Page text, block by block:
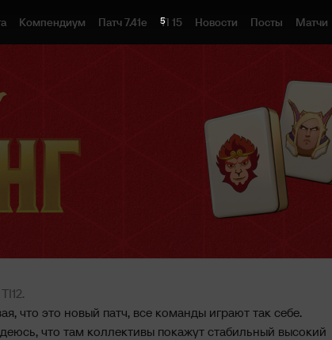
Компендиум Патч 7.41e TI 15 Новости Посты Матчи
что это новый патч, все команды играют так себе.
что там коллективы покажут стабильный высокий
4